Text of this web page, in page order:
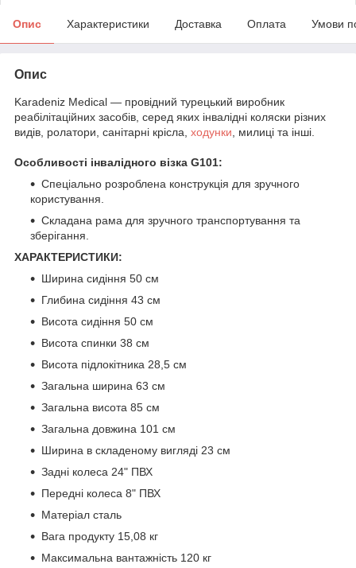
Опис Характеристики Доставка Оплата Умови
Опис
Karadeniz Medical — провідний турецький виробник
реабілітаційних засобів, серед яких інвалідні коляски різних
видів, ролатори, санітарні крісла, ходунки , милиці та інші.
Особливості інвалідного візка G101:
Спеціально розроблена конструкція для зручного
користування.
Складана рама для зручного транспортування та
зберігання.
ХАРАКТЕРИСТИКИ:
Ширина сидіння 50 см
Глибина сидіння 43 см
Висота сидіння 50 см
Висота спинки 38 см
Висота підлокітника 28,5 см
Загальна ширина 63 см
Загальна висота 85 см
Загальна довжина 101 см
Ширина в складеному вигляді 23 см
Задні колеса 24" ПВХ
Передні колеса 8" ПВХ
Матеріал сталь
Вага продукту 15,08 кг
Максимальна вантажність 120 кг